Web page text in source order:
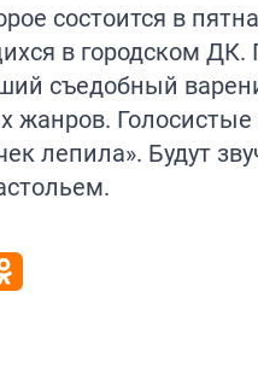
состоится в
в городском
съедобный
жанров.
лепила». Будут